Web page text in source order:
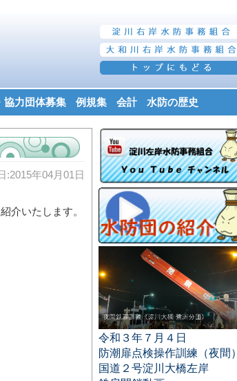
協力団体募集 例規集 会計 水防の歴史
:2015年04月01日
介いたします。
令和３年７月４日
防潮扉点検操作訓練（夜間）
国道２号淀川大橋左岸